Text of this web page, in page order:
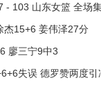
- 103 山东女篮 全场
杰15+6 姜伟泽27分
廖三宁9中3
失误 德罗赞两度引